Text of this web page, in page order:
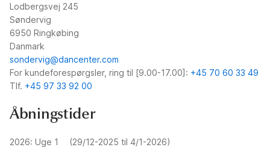
Lodbergsvej 245
Søndervig
6950 Ringkøbing
Danmark
sondervig@dancenter.com
For kundeforespørgsler, ring til [9.00-17.00]: +45 70 60 33 49
Tlf. +45 97 33 92 00
Åbningstider
2026: Uge 1 (29/12-2025 til 4/1-2026)